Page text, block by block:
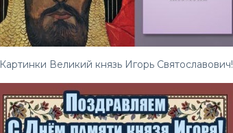
Картинки Великий князь Игорь Святославович!